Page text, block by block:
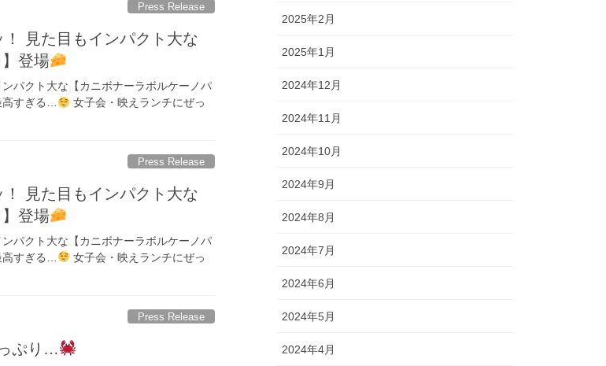
Press Release
見た目もインパクト大な
登場
パクト大な【カニボナーラボルケーノパ
すぎる…
女子会・映えランチにぜっ
Press Release
見た目もインパクト大な
登場
パクト大な【カニボナーラボルケーノパ
すぎる…
女子会・映えランチにぜっ
Press Release
ぷり…
2025年2月
2025年1月
2024年12月
2024年11月
2024年10月
2024年9月
2024年8月
2024年7月
2024年6月
2024年5月
2024年4月